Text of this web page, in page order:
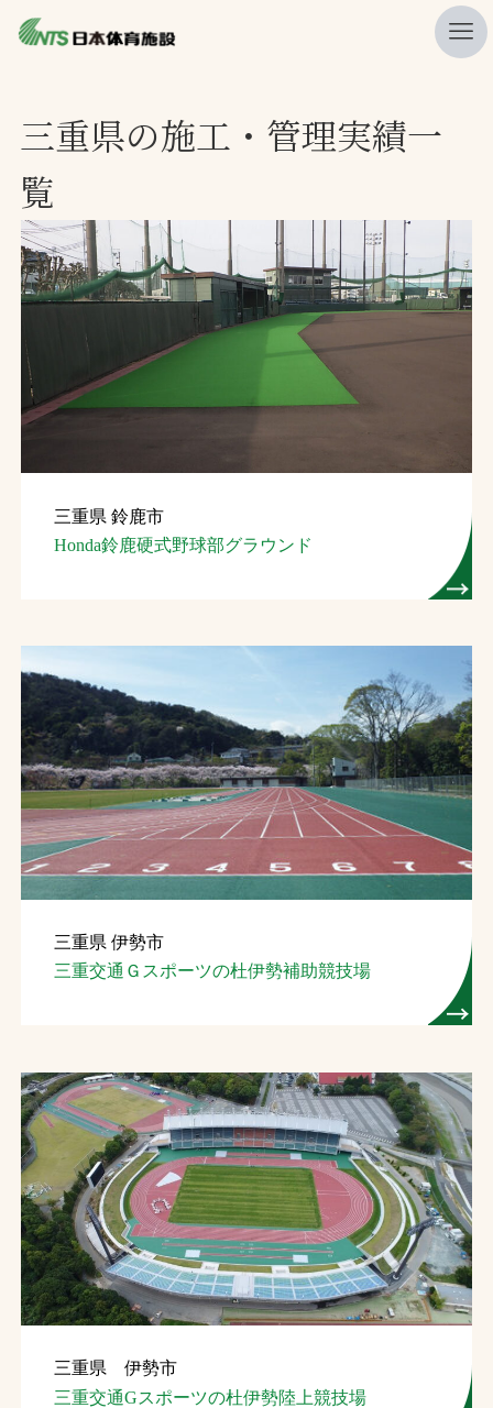
ニュース
プレスリリース
レポート
製品・サービス一覧
会社概要
採用情報
検索
お問合せ
プライバシーポリシー
ソーシャルメディアポリシー
文字の見えづらさや操作にお困りの方へ
三重県の施工・管理実績一
覧
三重県 鈴鹿市
Honda鈴鹿硬式野球部グラウンド
三重県 伊勢市
三重交通Ｇスポーツの杜伊勢補助競技場
三重県 伊勢市
三重交通Gスポーツの杜伊勢陸上競技場